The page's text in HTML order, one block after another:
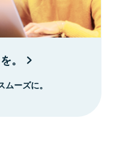
。
ーズに。